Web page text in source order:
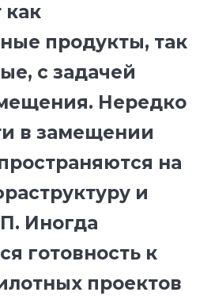
продукты, так
с задачей
Нередко
в замещении
на
и
Иногда
готовность к
проектов